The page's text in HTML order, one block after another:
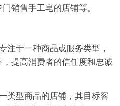
销售手工皂的店铺等。
注于一种商品或服务类型，
提高消费者的信任度和忠诚
类型商品的店铺，其目标客